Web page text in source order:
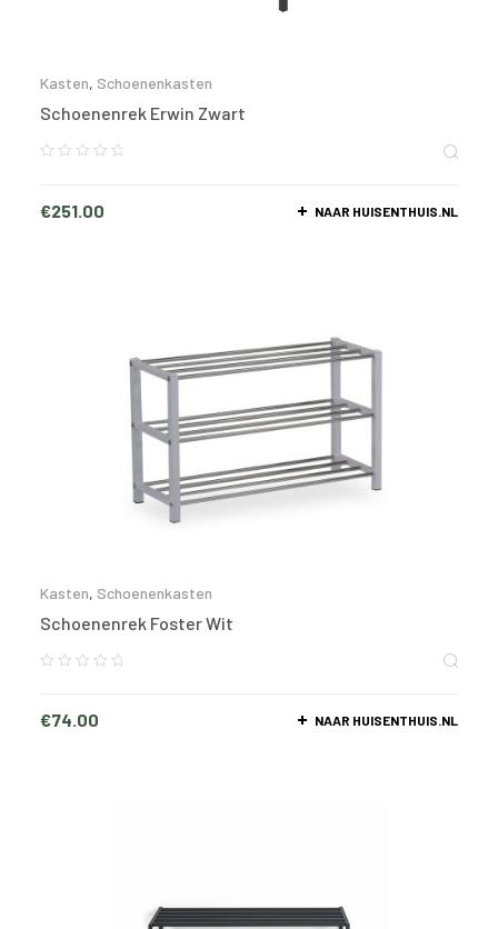
Kasten, Schoenenkasten
Schoenenrek Erwin Zwart
€251.00 NAAR HUISENTHUIS.NL
Kasten, Schoenenkasten
Schoenenrek Foster Wit
€74.00 NAAR HUISENTHUIS.NL